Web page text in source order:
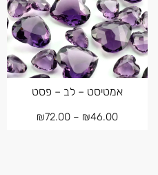
אמטיסט – לב – פסט
₪46.00
–
₪72.00